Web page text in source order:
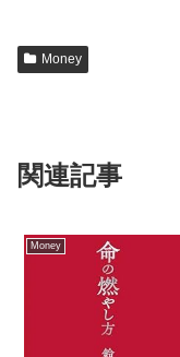
Money
関連記事
Money